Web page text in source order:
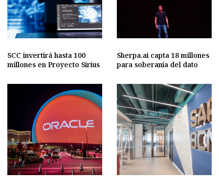
SCC invertirá hasta 100
millones en Proyecto Sirius
Sherpa.ai capta 18 millones
para soberanía del dato